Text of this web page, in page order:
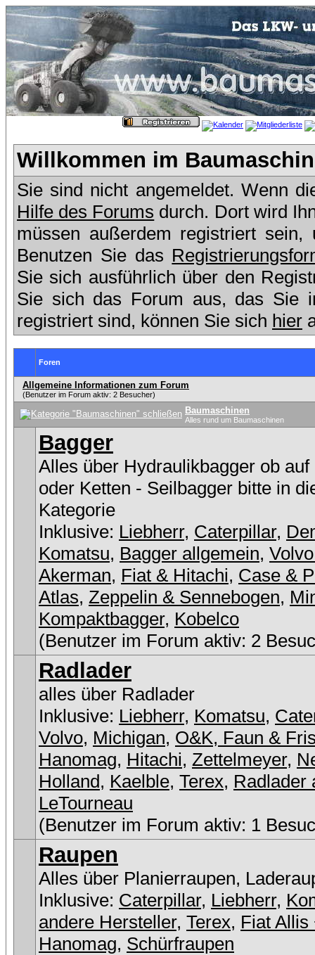
Willkommen im
Sie sind nicht angemeldet. Wenn
Hilfe des Forums durch. Dort wird
müssen außerdem registriert
Benutzen Sie das
Sie sich ausführlich über den
Sie sich das Forum aus, das Sie
registriert sind, können Sie sich hier
Foren
Allgemeine Informationen zum Forum
(Benutzer im Forum aktiv: 2 Besucher)
Baumaschinen
Alles rund um Baumaschinen
Bagger
Alles über Hydraulikbagger ob auf
oder Ketten - Seilbagger bitte in
Kategorie
Inklusive: Liebherr, Caterpillar,
Komatsu, Bagger allgemein,
Akerman, Fiat & Hitachi, Case &
Atlas, Zeppelin & Sennebogen,
Kompaktbagger, Kobelco
(Benutzer im Forum aktiv: 2
Radlader
alles über Radlader
Inklusive: Liebherr, Komatsu,
Volvo, Michigan, O&K, Faun &
Hanomag, Hitachi, Zettelmeyer,
Holland, Kaelble, Terex, Radlader
LeTourneau
(Benutzer im Forum aktiv: 1
Raupen
Alles über Planierraupen,
Inklusive: Caterpillar, Liebherr,
andere Hersteller, Terex, Fiat Allis
Hanomag, Schürfraupen